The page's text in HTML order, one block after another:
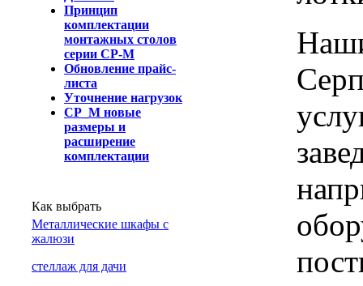
Принцип
комплектации
монтажных столов
серии СР-М
Обновление прайс-
листа
Уточнение нагрузок
СР_М новые
размеры и
расширение
комплектации
Как выбрать
Металлические шкафы с
жалюзи
cтеллаж для дачи